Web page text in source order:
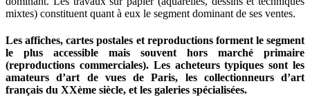
mixtes) constituent quant à eux le segment dominant de ses ventes.
Les affiches, cartes postales et reproductions forment le segment
le plus accessible mais souvent hors marché primaire
(reproductions commerciales). Les acheteurs typiques sont les
amateurs d’art de vues de Paris, les collectionneurs d’art
français du XXème siècle, et les galeries spécialisées.